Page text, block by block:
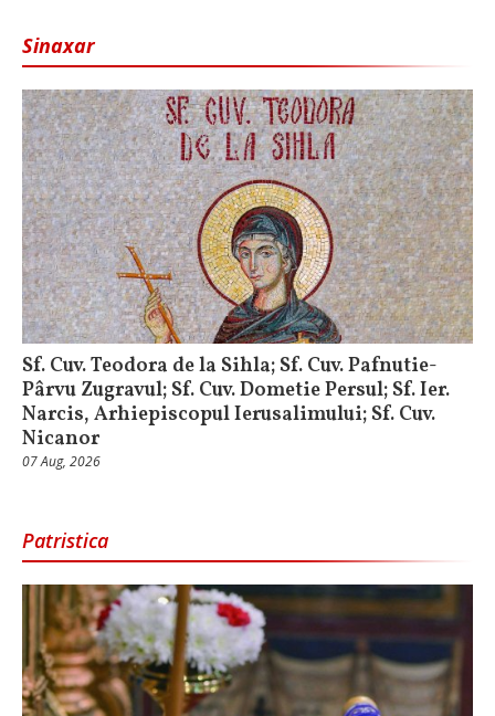
Sinaxar
Sf. Cuv. Teodora de la Sihla; Sf. Cuv. Pafnutie-
Pârvu Zugravul; Sf. Cuv. Dometie Persul; Sf. Ier.
Narcis, Arhiepiscopul Ierusalimului; Sf. Cuv.
Nicanor
07 Aug, 2026
Patristica